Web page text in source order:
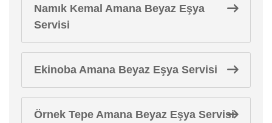
Namık Kemal Amana Beyaz Eşya
Servisi
Ekinoba Amana Beyaz Eşya Servisi
Örnek Tepe Amana Beyaz Eşya Servisi